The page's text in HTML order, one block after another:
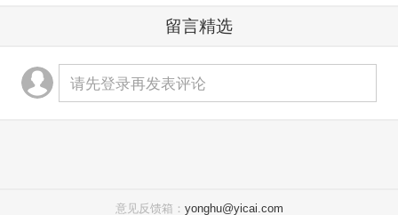
留言精选
请先登录再发表评论
意见反馈箱： yonghu@yicai.com